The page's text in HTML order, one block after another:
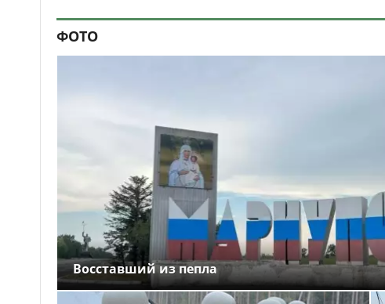
ФОТО
Восставший из пепла